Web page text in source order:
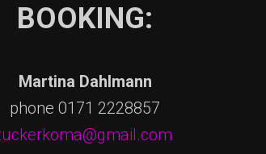
BOOKING:
Martina Dahlmann
phone 0171 2228857